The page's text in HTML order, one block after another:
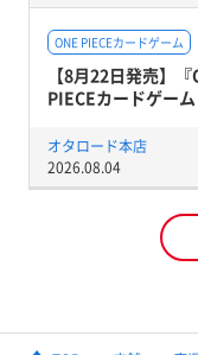
ONE PIECEカードゲーム
【8月22日発売】『
PIECEカードゲー
オタロード本店
2026.08.04